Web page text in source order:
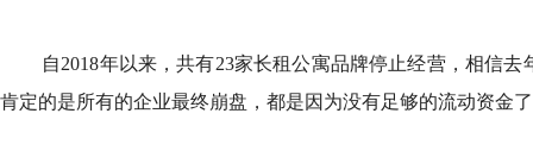
自2018年以来，共有23家长租公寓品牌停止经营，相信
肯定的是所有的企业最终崩盘，都是因为没有足够的流动资金